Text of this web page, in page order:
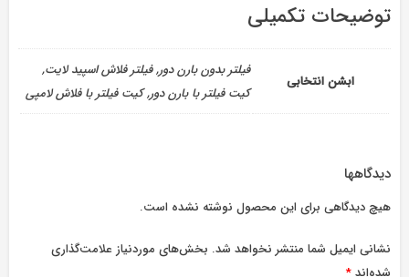
توضیحات تکمیلی
ابشن انتخابی
فیلتر بدون بارن دور, فیلتر فلاش اسپید لایت,
کیت فیلتر با بارن دور, کیت فیلتر با فلاش لامپی
دیدگاهها
هیچ دیدگاهی برای این محصول نوشته نشده است.
نشانی ایمیل شما منتشر نخواهد شد. بخش‌های موردنیاز علامت‌گذاری
شده‌اند*